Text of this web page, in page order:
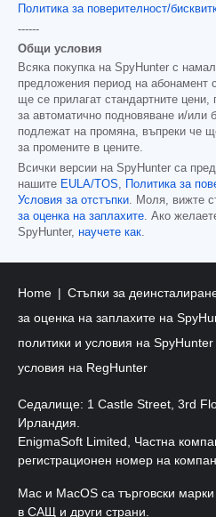
Политика за поверителност/
------
Общи условия
Всяка покупка на SpyHunter с
предложения период на абонамент
ще се прилагат стандартните
за автоматично подновяване и/или
подлежат на промяна, въпреки че
за промените в цените.
Всички версии на SpyHunter са
нашите EULA/TOS, Политика за
Условия за отстъпки. Моля, вижте
за оценка на заплахите. Ако
SpyHunter, научете как.
Home Стъпки за
за оценка на заплахите на
политики и условия на SpyHunter
условия на RegHunter
Седалище: 1 Castle Street, 3rd
Ирландия.
EnigmaSoft Limited, Частна
регистрационен номер на
Mac и MacOS са търговски
в САЩ и други страни.